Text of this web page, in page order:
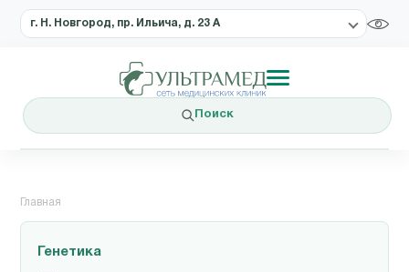
г. Н. Новгород, пр. Ильича, д. 23 А
Поиск
Главная
Генетика